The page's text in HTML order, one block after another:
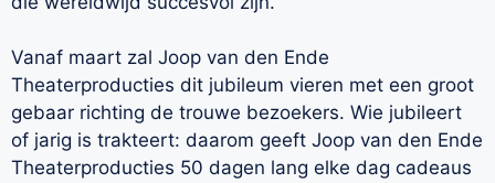
Vanaf maart zal Joop van den Ende
Theaterproducties dit jubileum vieren met een groot
gebaar richting de trouwe bezoekers. Wie jubileert
of jarig is trakteert: daarom geeft Joop van den Ende
Theaterproducties 50 dagen lang elke dag cadeaus